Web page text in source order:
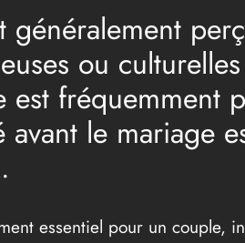
généralement
ou
est fréquemment
le mariage
essentiel pour un couple,